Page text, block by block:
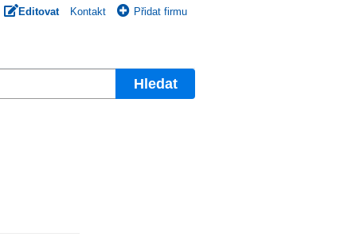
Editovat Kontakt Přidat firmu
Hledat